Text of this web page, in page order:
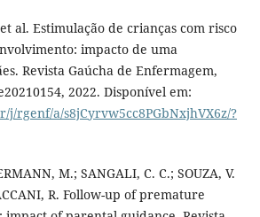
al. Estimulação de crianças com risco
impacto de uma
Revista Gaúcha de Enfermagem,
2022. Disponível em:
j/rgenf/a/s8jCyrvw5cc8PGbNxjhVX6z/?
M.; SANGALI, C. C.; SOUZA, V.
R. Follow-up of premature